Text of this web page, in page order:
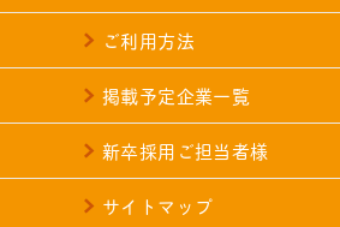
ご利用方法
掲載予定企業一覧
新卒採用ご担当者様
サイトマップ